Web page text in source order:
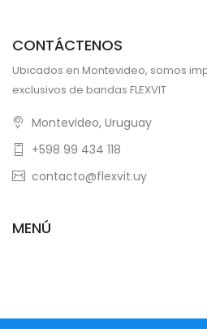
CONTÁCTENOS
Ubicados en Montevideo, somos
exclusivos de bandas FLEXVIT
Montevideo, Uruguay
+598 99 434 118
contacto@flexvit.uy
MENÚ